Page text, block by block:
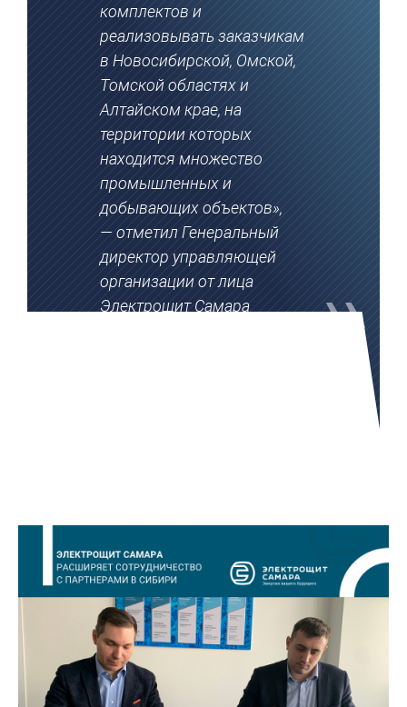
комплектов и
реализовывать заказчикам
в Новосибирской, Омской,
Томской областях и
Алтайском крае, на
территории которых
находится множество
промышленных и
добывающих объектов»,
— отметил Генеральный
директор управляющей
организации от лица
Электрощит Самара